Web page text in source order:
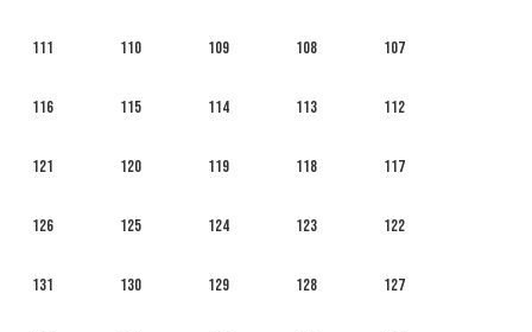
107
108
109
110
111
112
113
114
115
116
117
118
119
120
121
122
123
124
125
126
127
128
129
130
131